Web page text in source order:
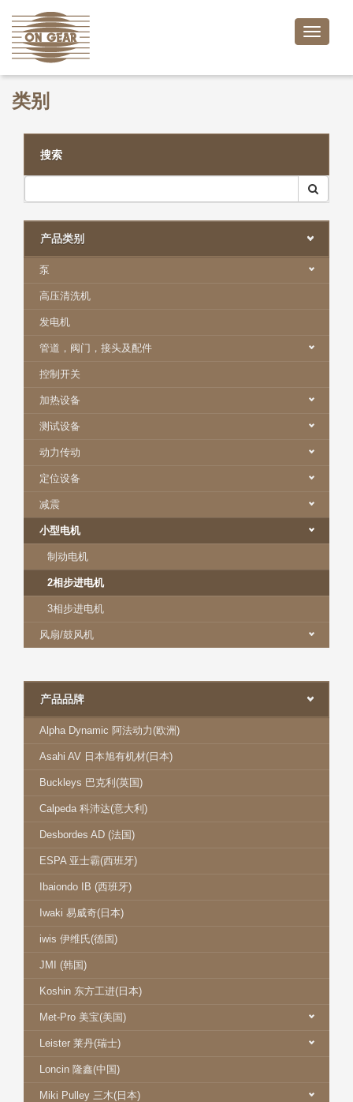
Toggle
类别
搜索
产品类别
泵
高压清洗机
发电机
管道，阀门，接头及配件
控制开关
加热设备
测试设备
动力传动
定位设备
减震
小型电机
制动电机
2相步进电机
3相步进电机
风扇/鼓风机
产品品牌
Alpha Dynamic 阿法动力(欧洲)
Asahi AV 日本旭有机材(日本)
Buckleys 巴克利(英国)
Calpeda 科沛达(意大利)
Desbordes AD (法国)
ESPA 亚士霸(西班牙)
Ibaiondo IB (西班牙)
Iwaki 易威奇(日本)
iwis 伊维氏(德国)
JMI (韩国)
Koshin 东方工进(日本)
Met-Pro 美宝(美国)
Leister 莱丹(瑞士)
Loncin 隆鑫(中国)
Miki Pulley 三木(日本)